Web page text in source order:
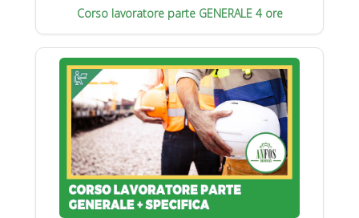
Corso lavoratore parte GENERALE 4 ore